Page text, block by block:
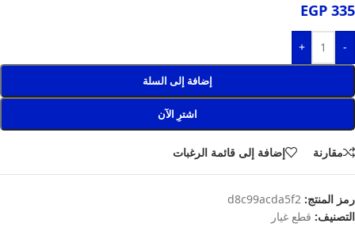
EGP 335
-
+
إضافة إلى السلة
اشترِ الآن
مقارنة إضافة إلى قائمة الرغبات
رمز المنتج: d8c99acda5f2
التصنيف: قطع غيار